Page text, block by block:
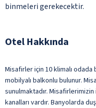
binmeleri gerekecektir.
Otel Hakkında
Misafirler için 10 klimalı
mobilyalı balkonlu bulunur.
sunulmaktadır.
kanalları vardır. Banyolarda